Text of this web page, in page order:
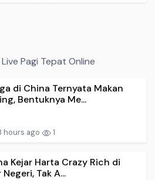
Pagi Tepat Online
di China Ternyata Makan
Bentuknya Me...
hours ago 1
Kejar Harta Crazy Rich di
Negeri, Tak A...